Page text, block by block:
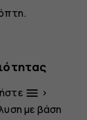
menu >
με βάση